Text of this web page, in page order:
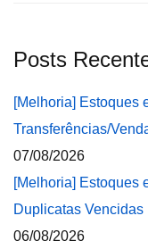
Posts
[Melhoria] Estoques
Transferências/
07/08/2026
[Melhoria] Estoques
Duplicatas
06/08/2026